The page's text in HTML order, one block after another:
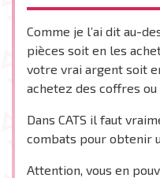
Comme je l’ai dit au-
pièces soit en les
votre vrai argent soit
achetez des coffres ou
Dans CATS il faut
combats pour obtenir
Attention, vous en